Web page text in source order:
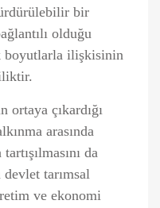
bir
olduğu
boyutlarla ilişkisinin
ortaya çıkardığı
arasında
da
tarımsal
ve ekonomi